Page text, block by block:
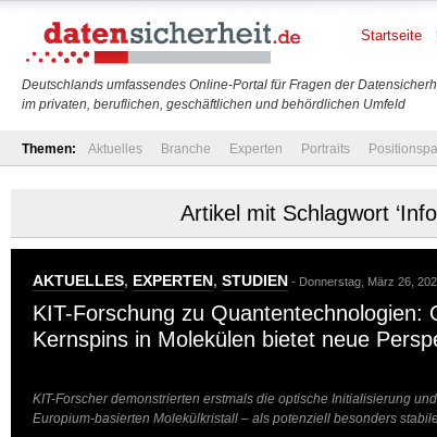
Deutschlands umfassendes Online-Portal für Fragen der
im privaten, beruflichen, geschäftlichen und behördlichen Umfeld
Startseite
Themen: Aktuelles Branche Experten Portraits
Artikel mit Schlagwort
AKTUELLES, EXPERTEN, STUDIEN - Donnerstag, März 26,
KIT-Forschung zu Quantentechnologien:
Kernspins in Molekülen bietet neue
KIT-Forscher demonstrierten erstmals die optische Initialisierung
Europium-basierten Molekülkristall – als potenziell besonders